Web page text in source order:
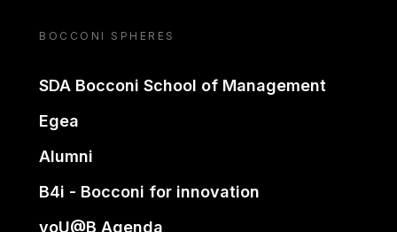
BOCCONI SPHERES
SDA Bocconi School of Management
Egea
Alumni
B4i - Bocconi for innovation
yoU@B Agenda